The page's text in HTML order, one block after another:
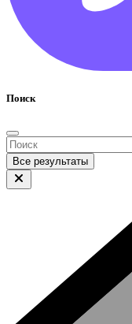
Поиск
Все результаты